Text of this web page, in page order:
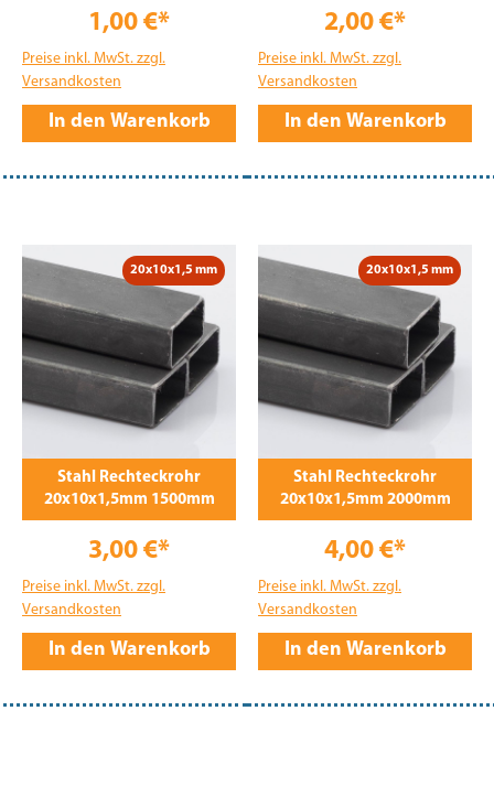
1,00 €*
Preise inkl. MwSt. zzgl.
Versandkosten
In den Warenkorb
2,00 €*
Preise inkl. MwSt. zzgl.
Versandkosten
In den Warenkorb
20x10x1,5 mm
Stahl Rechteckrohr
20x10x1,5mm 1500mm
3,00 €*
Preise inkl. MwSt. zzgl.
Versandkosten
In den Warenkorb
20x10x1,5 mm
Stahl Rechteckrohr
20x10x1,5mm 2000mm
4,00 €*
Preise inkl. MwSt. zzgl.
Versandkosten
In den Warenkorb